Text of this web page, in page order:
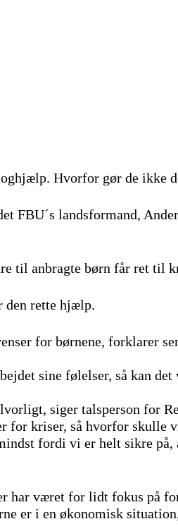
Hvorfor gør de ikke
FBU´s landsformand,
til anbragte børn får ret til
den rette hjælp.
for børnene, forklarer
sine følelser, så kan det
siger talsperson for
kriser, så hvorfor skulle
fordi vi er helt sikre
har været for lidt fokus på
er i en økonomisk